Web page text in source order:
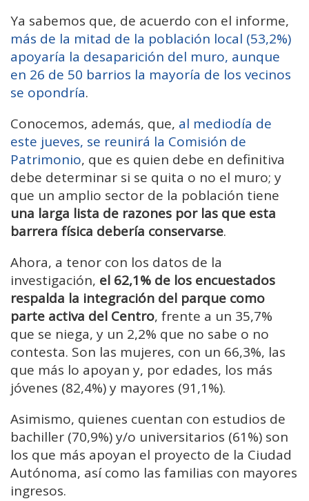
Ya sabemos que, de acuerdo con el informe,
más de la mitad de la población local (53,2%)
apoyaría la desaparición del muro, aunque
en 26 de 50 barrios la mayoría de los vecinos
se opondría.
Conocemos, además, que, al mediodía de
este jueves, se reunirá la Comisión de
Patrimonio, que es quien debe en definitiva
debe determinar si se quita o no el muro; y
que un amplio sector de la población tiene
una larga lista de razones por las que esta
barrera física debería conservarse.
Ahora, a tenor con los datos de la
investigación, el 62,1% de los encuestados
respalda la integración del parque como
parte activa del Centro, frente a un 35,7%
que se niega, y un 2,2% que no sabe o no
contesta. Son las mujeres, con un 66,3%, las
que más lo apoyan y, por edades, los más
jóvenes (82,4%) y mayores (91,1%).
Asimismo, quienes cuentan con estudios de
bachiller (70,9%) y/o universitarios (61%) son
los que más apoyan el proyecto de la Ciudad
Autónoma, así como las familias con mayores
ingresos.